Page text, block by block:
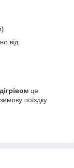
від
це
поїздку